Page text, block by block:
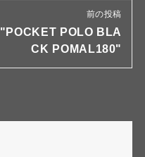
前の投稿
POLO BLA
CK POMAL180"